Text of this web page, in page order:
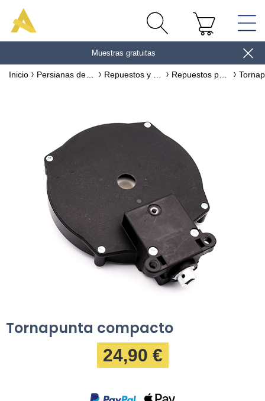
Muestras gratuitas
Inicio
Tornapunta compacto
24,90 €